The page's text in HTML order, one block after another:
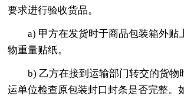
要求进行验收货品。
a) 甲方在发货时于商品包装箱外贴
物重量贴纸。
b) 乙方在接到运输部门转交的货物
运单位检查原包装封口封条是否完整。